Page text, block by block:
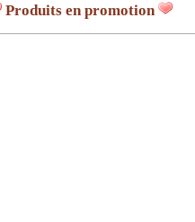
Produits en promotion